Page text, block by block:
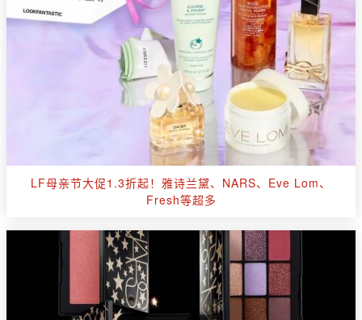
LF母亲节大促1.3折起！雅诗兰黛、NARS、Eve Lom、
Fresh等超多